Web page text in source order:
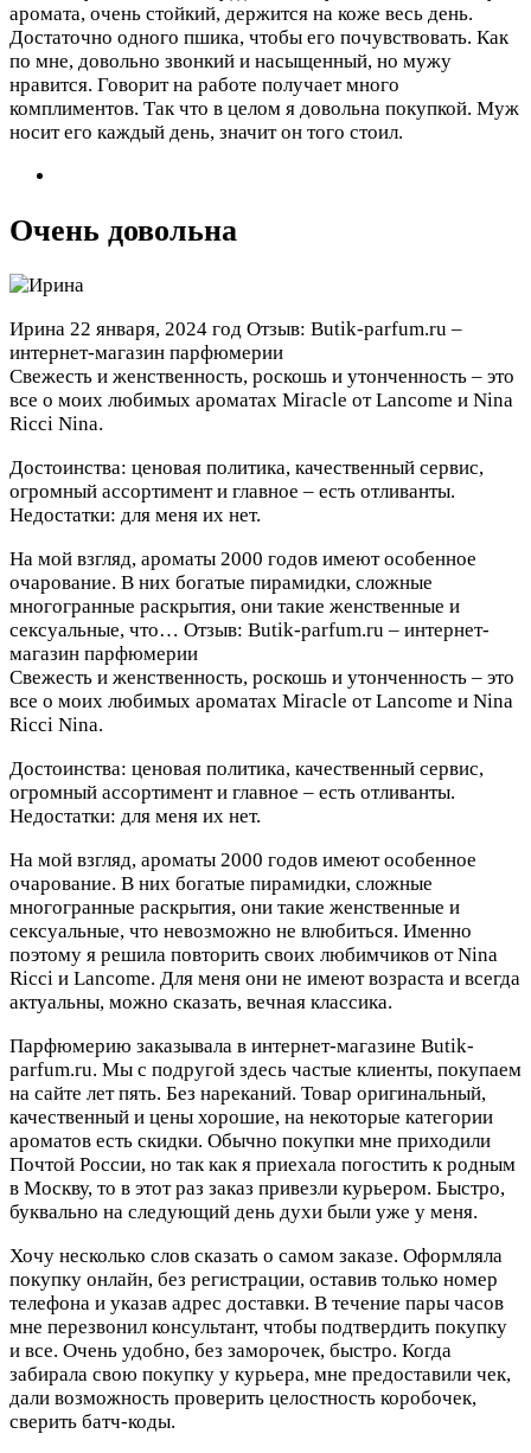
аромата, очень стойкий, держится на коже весь день.
Достаточно одного пшика, чтобы его почувствовать. Как
по мне, довольно звонкий и насыщенный, но мужу
нравится. Говорит на работе получает много
комплиментов. Так что в целом я довольна покупкой. Муж
носит его каждый день, значит он того стоил.
Очень довольна
Ирина 22 января, 2024 год Отзыв: Butik-parfum.ru –
интернет-магазин парфюмерии
Свежесть и женственность, роскошь и утонченность – это
все о моих любимых ароматах Мiraсle от Lancome и Nina
Ricci Nina.
Достоинства: ценовая политика, качественный сервис,
огромный ассортимент и главное – есть отливанты.
Недостатки: для меня их нет.
На мой взгляд, ароматы 2000 годов имеют особенное
очарование. В них богатые пирамидки, сложные
многогранные раскрытия, они такие женственные и
сексуальные, что… Отзыв: Butik-parfum.ru – интернет-
магазин парфюмерии
Свежесть и женственность, роскошь и утонченность – это
все о моих любимых ароматах Мiraсle от Lancome и Nina
Ricci Nina.
Достоинства: ценовая политика, качественный сервис,
огромный ассортимент и главное – есть отливанты.
Недостатки: для меня их нет.
На мой взгляд, ароматы 2000 годов имеют особенное
очарование. В них богатые пирамидки, сложные
многогранные раскрытия, они такие женственные и
сексуальные, что невозможно не влюбиться. Именно
поэтому я решила повторить своих любимчиков от Nina
Ricci и Lancome. Для меня они не имеют возраста и всегда
актуальны, можно сказать, вечная классика.
Парфюмерию заказывала в интернет-магазине Butik-
parfum.ru. Мы с подругой здесь частые клиенты, покупаем
на сайте лет пять. Без нареканий. Товар оригинальный,
качественный и цены хорошие, на некоторые категории
ароматов есть скидки. Обычно покупки мне приходили
Почтой России, но так как я приехала погостить к родным
в Москву, то в этот раз заказ привезли курьером. Быстро,
буквально на следующий день духи были уже у меня.
Хочу несколько слов сказать о самом заказе. Оформляла
покупку онлайн, без регистрации, оставив только номер
телефона и указав адрес доставки. В течение пары часов
мне перезвонил консультант, чтобы подтвердить покупку
и все. Очень удобно, без заморочек, быстро. Когда
забирала свою покупку у курьера, мне предоставили чек,
дали возможность проверить целостность коробочек,
сверить батч-коды.